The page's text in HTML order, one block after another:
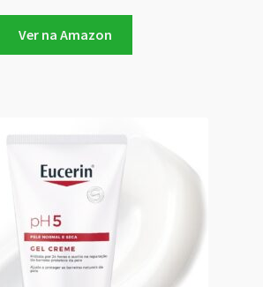
Ver na Amazon